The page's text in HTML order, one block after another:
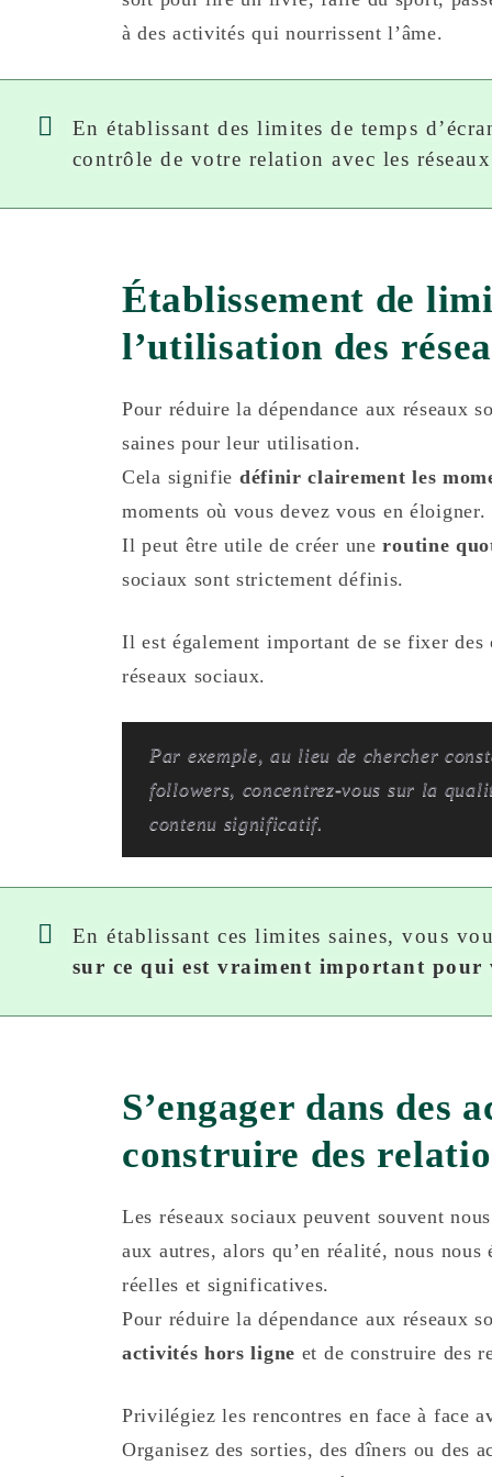
à des activités qui nourrissent l’âme.
En établissant des limites de temps
contrôle de votre relation avec les
Établissement de
l’utilisation des
Pour réduire la dépendance aux réseaux
saines pour leur utilisation.
Cela signifie définir clairement les
moments où vous devez vous en éloigner.
Il peut être utile de créer uneroutine
sociaux sont strictement définis.
Il est également important de se fixer
réseaux sociaux.
Par exemple, au lieu de chercher
followers, concentrez-vous sur la
contenu significatif.
En établissant ces limites saines, vous
sur ce qui est vraiment important pour
S’engager dans des
construire des
Les réseaux sociaux peuvent souvent
aux autres, alors qu’en réalité, nous
réelles et significatives.
Pour réduire la dépendance aux réseaux
activités hors ligne et de construire des
Privilégiez les rencontres en face à face
Organisez des sorties, des dîners ou des